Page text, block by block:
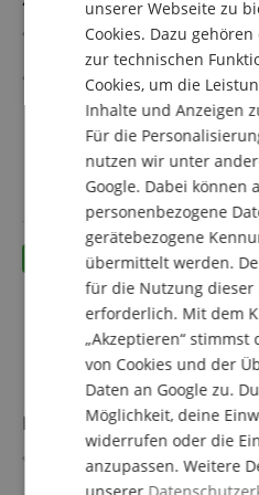
16 kreative Gesangseffekte
Delay & Enhance Funktion
Einfügen von bis zu 2
Harmonien über eine
Separate Regler für
Integrierter Enhancer für
Sound
48V Phantomspannung für
USB 2.0 Audio-Interface
& 44,1 kHz
mehr anzeigen
Roland Aira Compact E-4
Vocal-Performance-
Transformationseffekten
unserer Webseite zu
Cookies. Dazu
zur technischen
Cookies, um die
Inhalte und Anzeigen
Für die
nutzen wir unter
Google. Dabei können
personenbezogene
gerätebezogene
übermittelt werden.
für die Nutzung dieser
erforderlich. Mit dem
„Akzeptieren“
von Cookies und der
Daten an Google zu.
Möglichkeit, deine
widerrufen oder die
anzupassen. Weitere
unserer